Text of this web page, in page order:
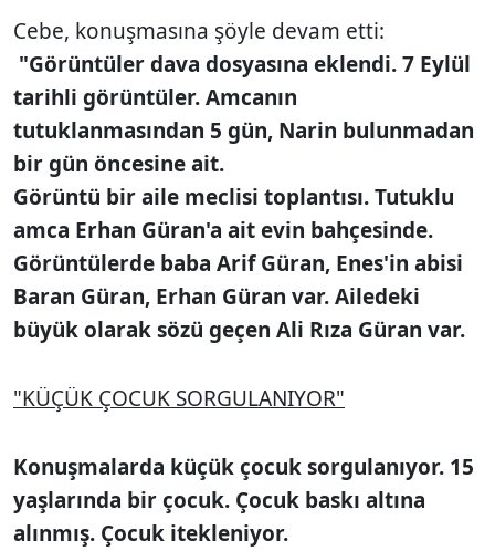
Cebe, konuşmasına şöyle devam etti:
"Görüntüler dava dosyasına eklendi. 7 Eylül
tarihli görüntüler. Amcanın
tutuklanmasından 5 gün, Narin bulunmadan
bir gün öncesine ait.
Görüntü bir aile meclisi toplantısı. Tutuklu
amca Erhan Güran'a ait evin bahçesinde.
Görüntülerde baba Arif Güran, Enes'in abisi
Baran Güran, Erhan Güran var. Ailedeki
büyük olarak sözü geçen Ali Rıza Güran var.
"KÜÇÜK ÇOCUK SORGULANIYOR"
Konuşmalarda küçük çocuk sorgulanıyor. 15
yaşlarında bir çocuk. Çocuk baskı altına
alınmış. Çocuk itekleniyor.